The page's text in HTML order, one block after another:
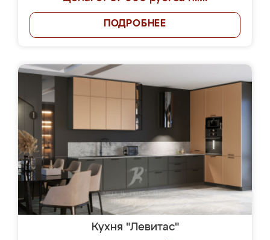
ПОДРОБНЕЕ
Кухня "Левитас"